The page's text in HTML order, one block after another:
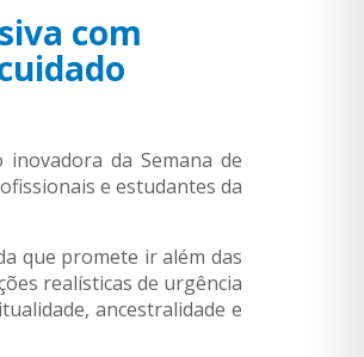
com
da Semana de
e estudantes da
que promete ir além das
realísticas de urgência
ancestralidade e